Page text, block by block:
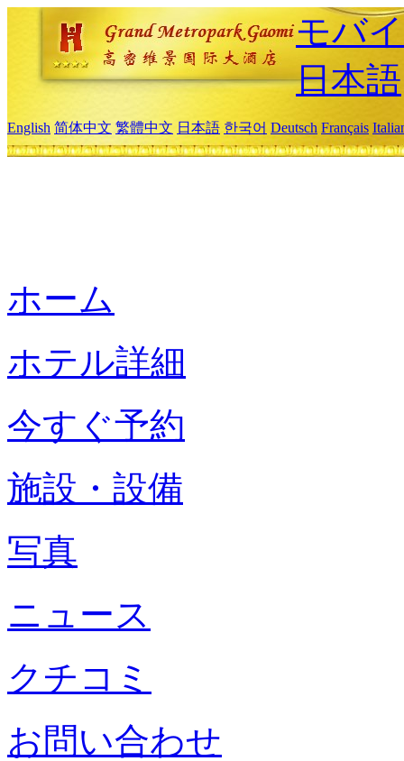
モバ
日本語
English 简体中文 繁體中文 日本語 한국어 Deutsch Français
ホーム
ホテル詳細
今すぐ予約
施設・設備
写真
ニュース
クチコミ
お問い合わせ